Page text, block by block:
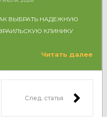
ВЫБРАТЬ НАДЕЖНУЮ
КЛИНИКУ
Читать далее
След. статья